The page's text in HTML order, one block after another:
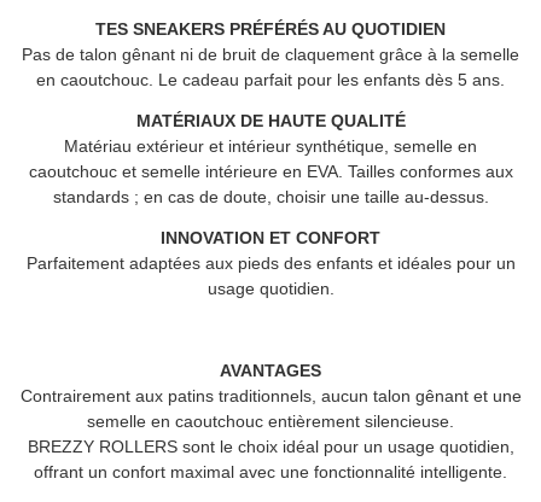
TES SNEAKERS PRÉFÉRÉS AU QUOTIDIEN
Pas de talon gênant ni de bruit de claquement grâce à la semelle
en caoutchouc. Le cadeau parfait pour les enfants dès 5 ans.
MATÉRIAUX DE HAUTE QUALITÉ
Matériau extérieur et intérieur synthétique, semelle en
caoutchouc et semelle intérieure en EVA. Tailles conformes aux
standards ; en cas de doute, choisir une taille au-dessus.
INNOVATION ET CONFORT
Parfaitement adaptées aux pieds des enfants et idéales pour un
usage quotidien.
AVANTAGES
Contrairement aux patins traditionnels, aucun talon gênant et une
semelle en caoutchouc entièrement silencieuse.
BREZZY ROLLERSsont le choix idéal pour un usage quotidien,
offrant un confort maximal avec une fonctionnalité intelligente.